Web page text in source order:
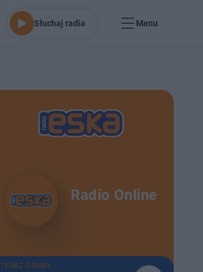
Słuchaj radia Menu
Radio Online
TERAZ GRAMY